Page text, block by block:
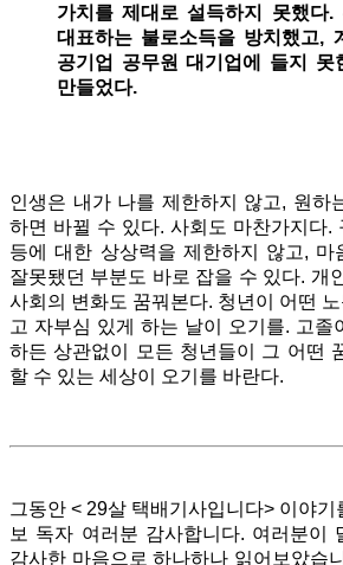
가치를 제대로 설득하지 못했다.
대표하는 불로소득을 방치했고,
공기업 공무원 대기업에 들지 못
만들었다.
인생은 내가 나를 제한하지 않고, 원하
하면 바뀔 수 있다. 사회도 마찬가지다.
등에 대한 상상력을 제한하지 않고, 마
잘못됐던 부분도 바로 잡을 수 있다. 개
사회의 변화도 꿈꿔본다. 청년이 어떤
고 자부심 있게 하는 날이 오기를. 고졸
하든 상관없이 모든 청년들이 그 어떤
할 수 있는 세상이 오기를 바란다.
그동안 < 29살 택배기사입니다> 이야기
보 독자 여러분 감사합니다. 여러분이
감사한 마음으로 하나하나 읽어보았습